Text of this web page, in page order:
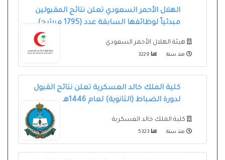
الهلال الأحمر السعودي تعلن نتائج المقبولين
مبدئياً لوظائفها السابقة عدد (1795 مرشح)
هيئة الهلال الأحمر السعودي
منذ سنة
كلية الملك خالد العسكرية تعلن نتائج القبول
لدورة الضباط (الثانوية) لعام 1446هـ
كلية الملك خالد العسكرية
منذ سنة